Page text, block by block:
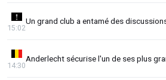
Un grand club a entamé des
15:02
Anderlecht sécurise l'un de ses plus
14:30